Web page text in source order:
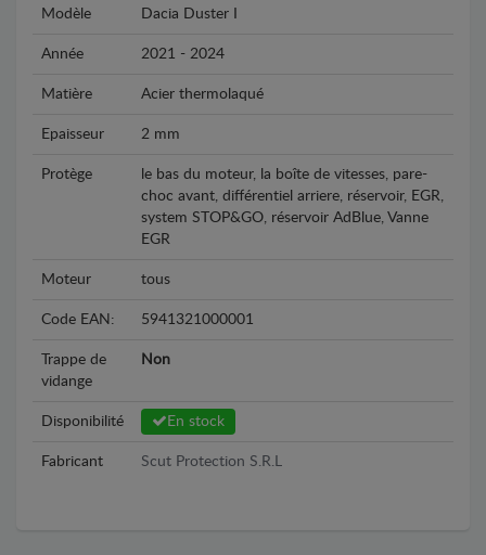
Modèle Dacia Duster I
Année 2021 - 2024
Matière Acier thermolaqué
Epaisseur 2 mm
Protège
le bas du moteur, la boîte de vitesses, pare-
choc avant, différentiel arriere, réservoir, EGR,
system STOP&GO, réservoir AdBlue, Vanne
EGR
Moteur tous
Code EAN: 5941321000001
Trappe de
vidange
Non
Disponibilité En stock
Fabricant Scut Protection S.R.L